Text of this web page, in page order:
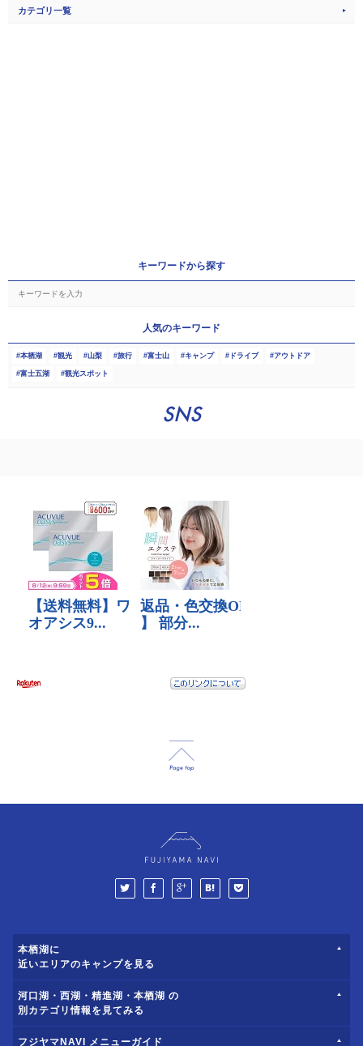
カテゴリ一覧
キーワードから探す
人気のキーワード
本栖湖 観光 山梨 旅行 富士山 キャンプ ドライブ アウトドア
富士五湖 観光スポット
SNS
本栖湖に
近いエリアのキャンプを見る
河口湖・西湖・精進湖・本栖湖 の
別カテゴリ情報を見てみる
フジヤマNAVI メニューガイド